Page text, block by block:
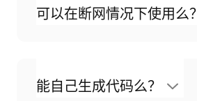
可以在断网情况下使用么？
能自己生成代码么？